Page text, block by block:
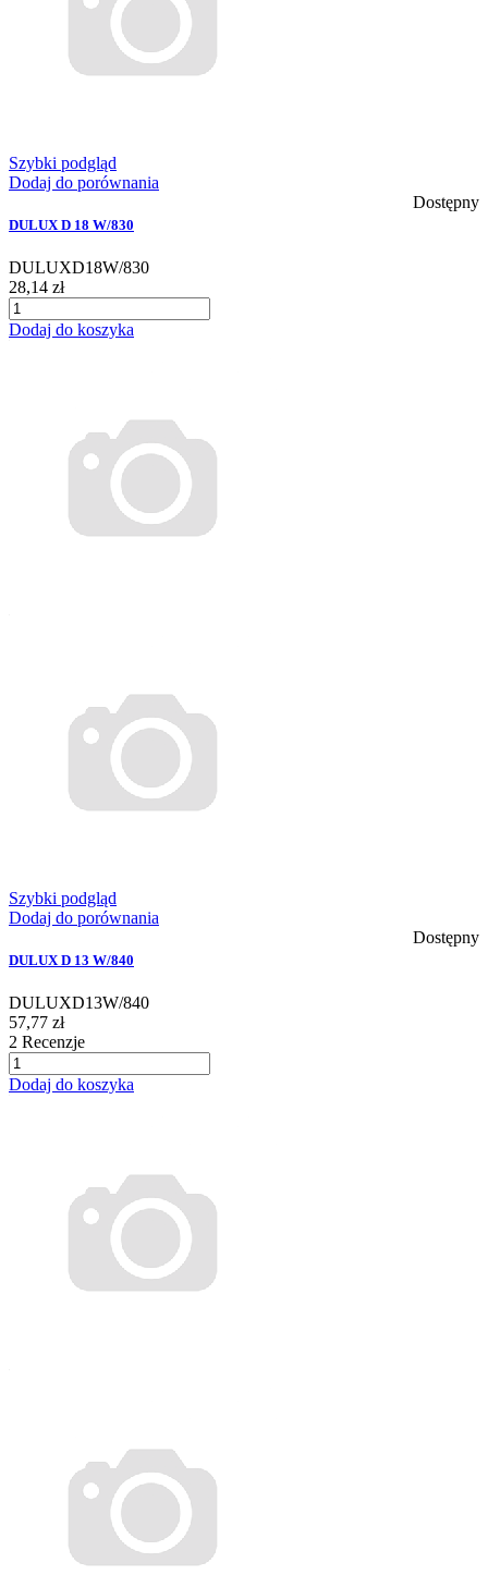
Szybki podgląd
Dodaj do porównania
Dostępny
DULUX D 18 W/830
DULUXD18W/830
28,14 zł
Dodaj do koszyka
Szybki podgląd
Dodaj do porównania
Dostępny
DULUX D 13 W/840
DULUXD13W/840
57,77 zł
2 Recenzje
Dodaj do koszyka